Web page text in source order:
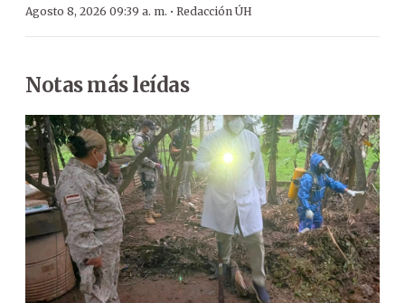
Agosto 8, 2026 09:39 a. m. · Redacción ÚH
Notas más leídas